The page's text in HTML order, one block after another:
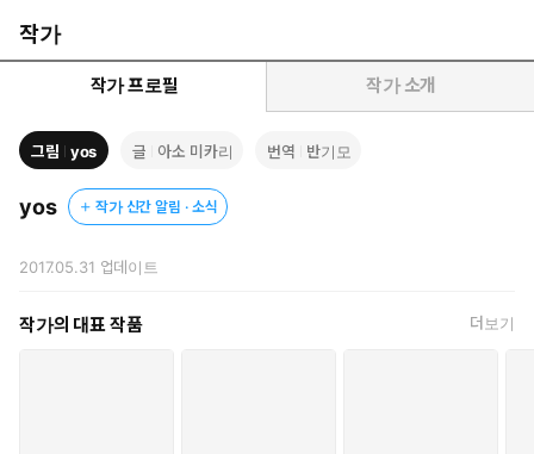
작가
작가 프로필 작가 소개
그림 yos 글 아소 미카리 번역 반기모
yos 작가 신간 알림 · 소식
2017.05.31 업데이트
작가의 대표 작품 더보기